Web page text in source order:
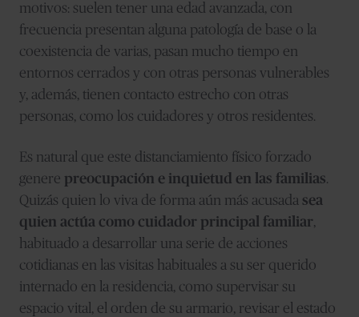
motivos: suelen tener una edad avanzada, con
frecuencia presentan alguna patología de base o la
coexistencia de varias, pasan mucho tiempo en
entornos cerrados y con otras personas vulnerables
y, además, tienen contacto estrecho con otras
personas, como los cuidadores y otros residentes.
Es natural que este distanciamiento físico forzado
genere preocupación e inquietud en las familias.
Quizás quien lo viva de forma aún más acusada sea
quien actúa como cuidador principal familiar,
habituado a desarrollar una serie de acciones
cotidianas en las visitas habituales a su ser querido
internado en la residencia, como supervisar su
espacio vital, el orden de su armario, revisar el estado